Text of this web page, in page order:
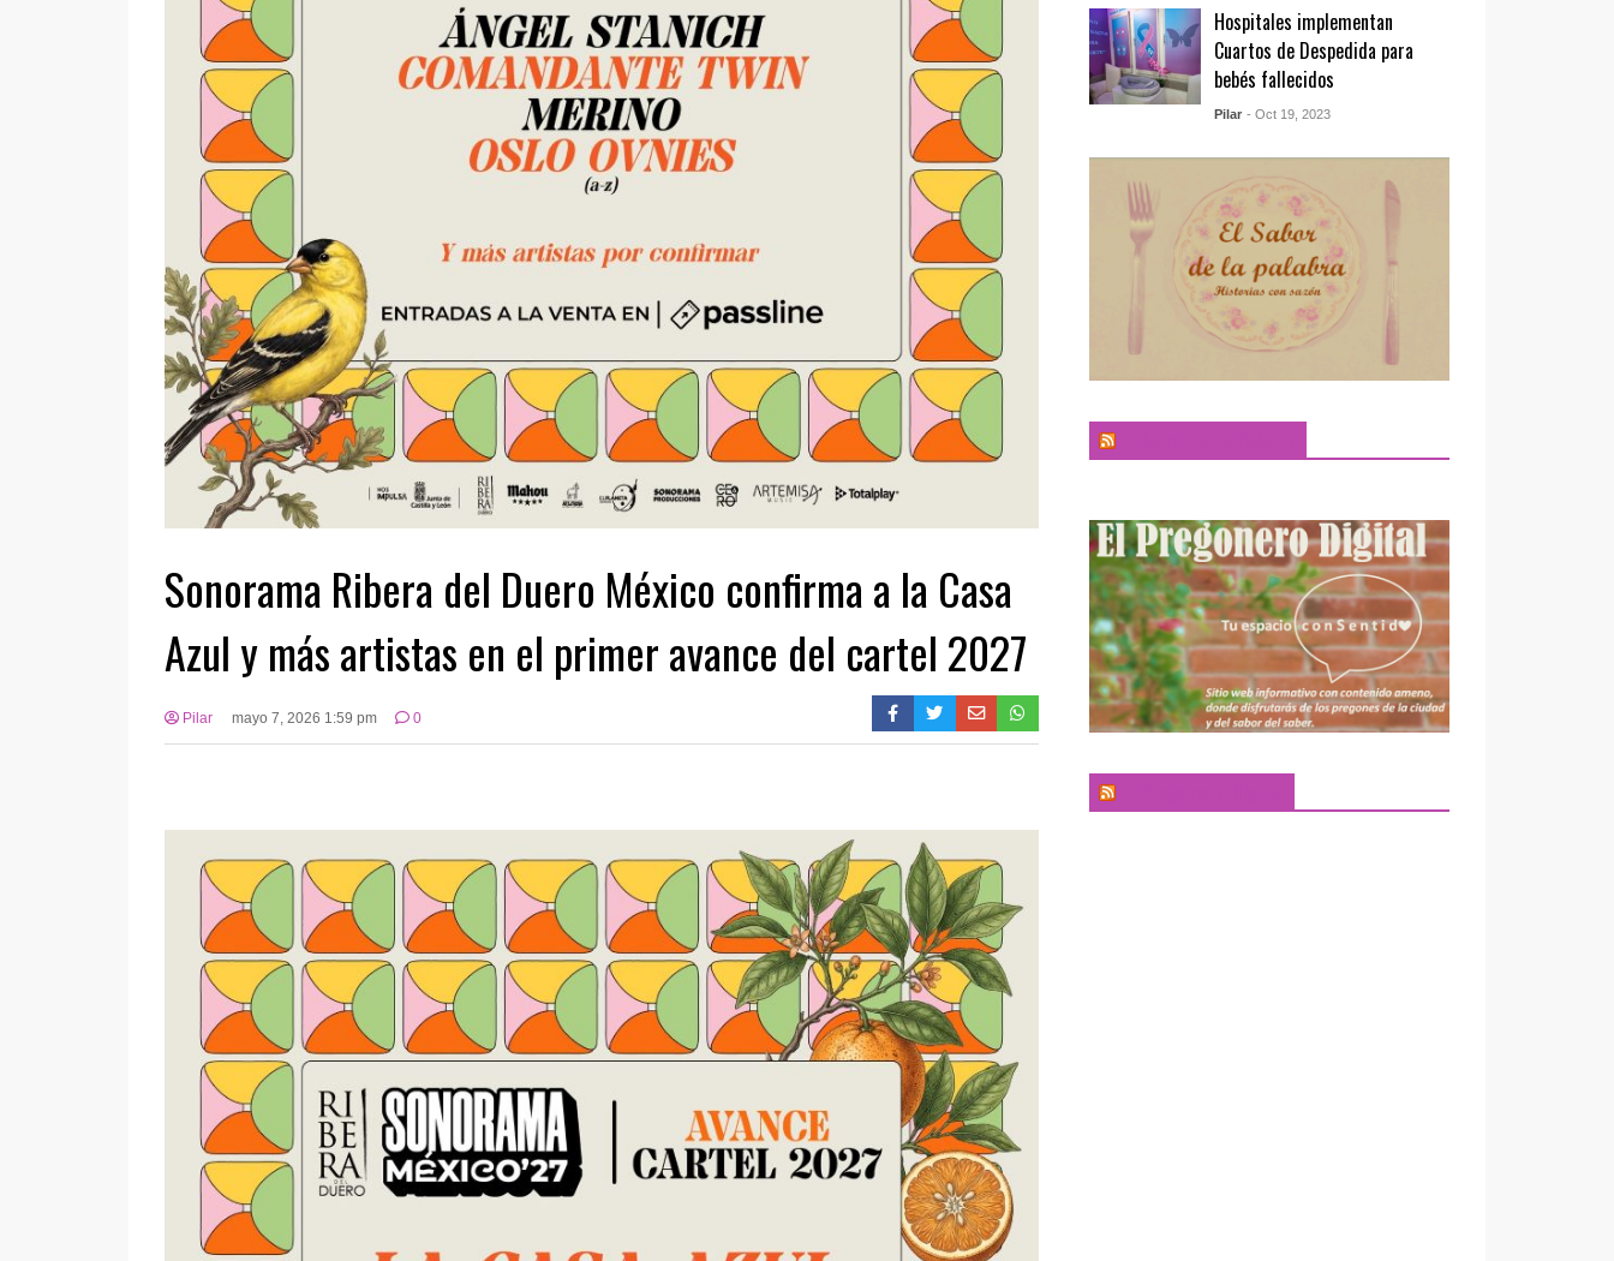
Sonorama Ribera del Duero México confirma a la Casa
Azul y más artistas en el primer avance del cartel 2027
Pilar mayo 7, 2026 1:59 pm 0
Hospitales implementan
Cuartos de Despedida para
bebés fallecidos
Pilar - Oct 19, 2023